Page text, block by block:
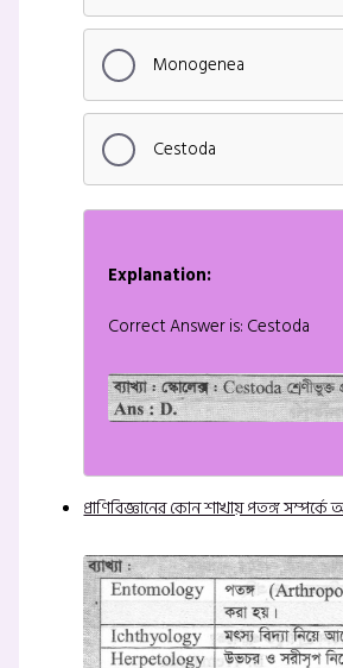
Monogenea
Cestoda
Explanation:
Correct Answer is: Cestoda
প্রাণিবিজ্ঞানের কোন শাখায় পতঙ্গ